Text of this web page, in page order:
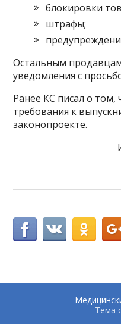
блокировки
штрафы;
Остальным
уведомления с
Ранее КС писал о
требования к
законопроекте.
Тема